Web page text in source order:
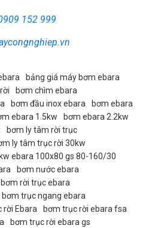
152 999
bảng giá máy bơm ebara
bơm chìm ebara
bơm đầu inox ebara
bơm ebara
ebara 1.5kw
bơm ebara 2.2kw
bơm ly tâm rời trục
ly tâm trục rời 30kw
ebara 100x80 gs 80-160/30
bơm nước ebara
bơm rời trục ebara
bơm trục ngang ebara
rời Ebara
bơm trục rời ebara fsa
bơm trục rời ebara gs